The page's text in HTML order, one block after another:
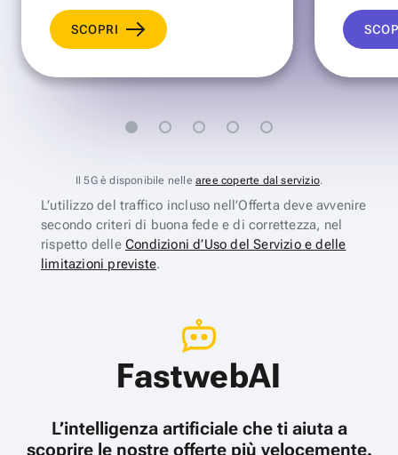
SCOPRI
Il 5G è disponibile nelle aree coperte dal servizio.
L’utilizzo del traffico incluso nell’Offerta deve avvenire
secondo criteri di buona fede e di correttezza, nel
rispetto delle Condizioni d’Uso del Servizio e delle
limitazioni previste.
FastwebAI
L’intelligenza artificiale che ti aiuta a
scoprire le nostre offerte più velocemente.